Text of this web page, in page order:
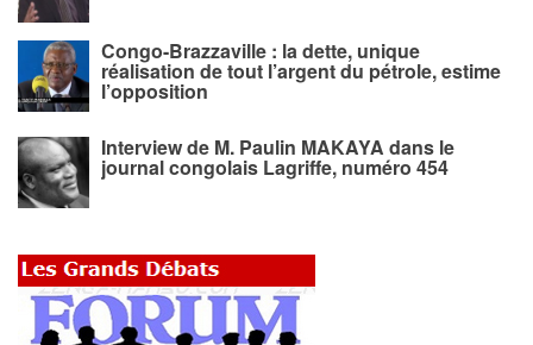
Congo-Brazzaville : la dette, unique
réalisation de tout l’argent du pétrole, estime
l’opposition
Interview de M. Paulin MAKAYA dans le
journal congolais Lagriffe, numéro 454